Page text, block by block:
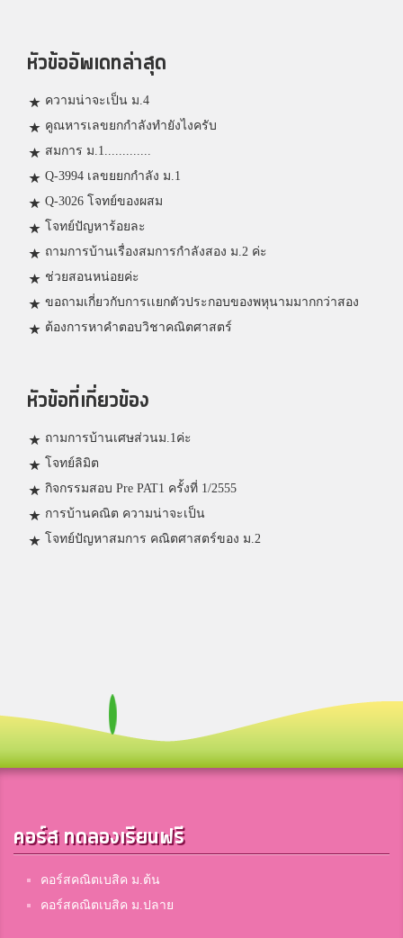
หัวข้ออัพเดทล่าสุด
ความน่าจะเป็น ม.4
คูณหารเลขยกกำลังทำยังไงครับ
สมการ ม.1.............
Q-3994 เลขยยกกำลัง ม.1
Q-3026 โจทย์ของผสม
โจทย์ปัญหาร้อยละ
ถามการบ้านเรื่องสมการกำลังสอง ม.2 ค่ะ
ช่วยสอนหน่อยค่ะ
ขอถามเกี่ยวกับการเเยกตัวประกอบของพหุนามมากกว่าสอง
ต้องการหาคำตอบวิชาคณิตศาสตร์
หัวข้อที่เกี่ยวข้อง
ถามการบ้านเศษส่วนม.1ค่ะ
โจทย์ลิมิต
กิจกรรมสอบ Pre PAT1 ครั้งที่ 1/2555
การบ้านคณิต ความน่าจะเป็น
โจทย์ปัญหาสมการ คณิตศาสตร์ของ ม.2
คอร์ส ทดลองเรียนฟรี
คอร์สคณิตเบสิค ม.ต้น
คอร์สคณิตเบสิค ม.ปลาย